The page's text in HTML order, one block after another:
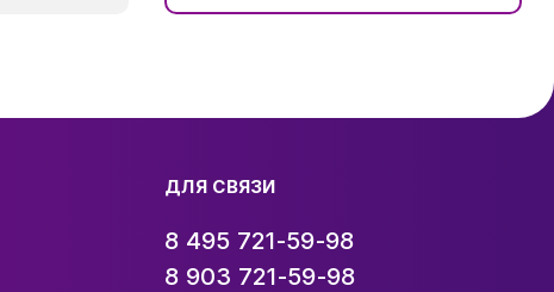
ДЛЯ СВЯЗИ
8 495 721-59-98
8 903 721-59-98